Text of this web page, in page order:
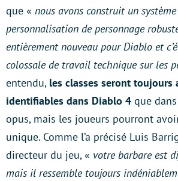
que « nous avons construit un
personnalisation de personnage
entièrement nouveau pour Diablo et
colossale de travail technique sur les
entendu, les classes seront toujours
identifiables dans Diablo 4 que
opus, mais les joueurs pourront
unique. Comme l’a précisé Luis
directeur du jeu, « votre barbare est
mais il ressemble toujours